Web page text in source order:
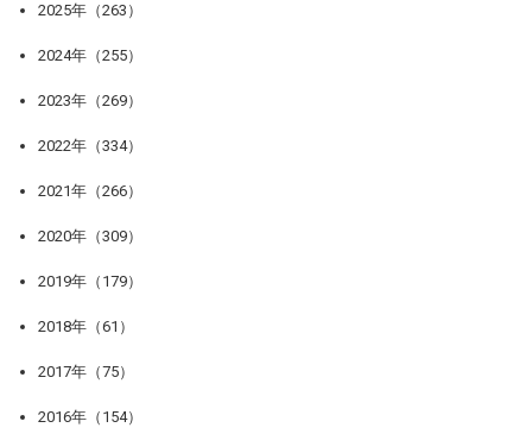
2025年（263）
2024年（255）
2023年（269）
2022年（334）
2021年（266）
2020年（309）
2019年（179）
2018年（61）
2017年（75）
2016年（154）